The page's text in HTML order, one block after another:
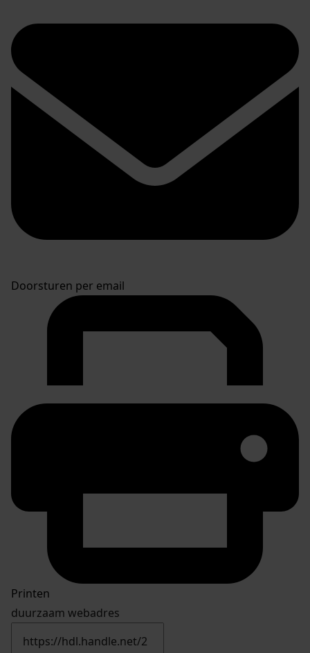
Doorsturen per email
Printen
duurzaam webadres